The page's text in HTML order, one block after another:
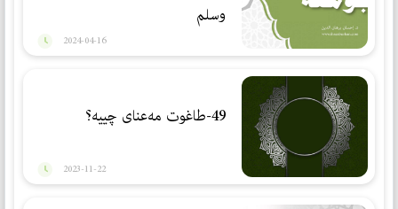
وسلم
2024-04-16
49-طاغوت مەعنای چییە؟
2023-11-22